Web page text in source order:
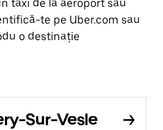
taxi de la aeroport sau
te pe Uber.com sau
o destinație
Sur-Vesle